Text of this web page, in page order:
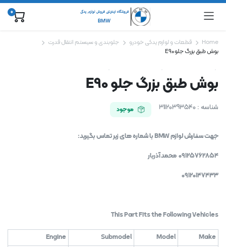
0
Home قطعات و لوازم یدکی خودرو
جلوبندی و سیستم انتقال قدرت
بوش طبق بزرگ جلو E90
بوش طبق بزرگ جلو E90
شناسه : 31120393540 موجود
جهت سفارش لوازم BMW با شماره های زیر تماس بگیرید:
09125762854 محمد آذربار
09120147433
This Part Fits the Following Vehicles
Make
Model
Submodel
Engine